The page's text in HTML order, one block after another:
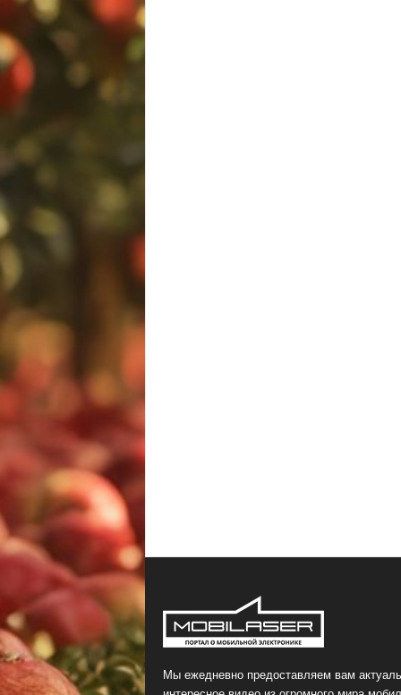
Мы ежедневно предоставляем вам